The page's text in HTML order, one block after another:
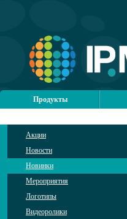
Продукты
Акции
Новости
Новинки
Мероприятия
Логотипы
Видеоролики